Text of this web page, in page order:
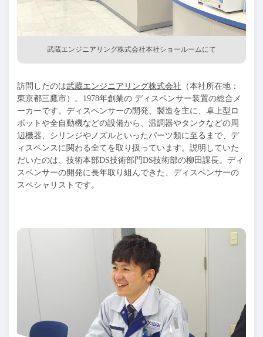
武蔵エンジニアリング株式会社本社ショールームにて
訪問したのは武蔵エンジニアリング株式会社 （本社所在地：
東京都三鷹市）。1978年創業の ディスペンサー装置の総合メ
ーカーです。ディスペンサーの開発、製造を主に、卓上型ロ
ボットや全自動機などの設備から、温調器やタンクなどの周
辺機器、シリンジやノズルといったパーツ類に至るまで、デ
ィスペンスに関わる全てを取り扱っています。説明していた
だいたのは、技術本部DS技術部門DS技術部の柳田課長。ディ
スペンサーの開発に長年取り組んできた、ディスペンサーの
スペシャリストです。